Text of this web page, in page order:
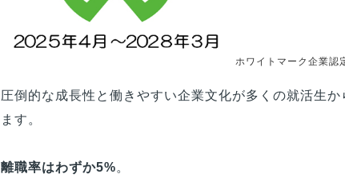
ホワイトマーク企業認
圧倒的な成長性と働きやすい企業文化が多くの就活生か
ます。
離職率はわずか5%。